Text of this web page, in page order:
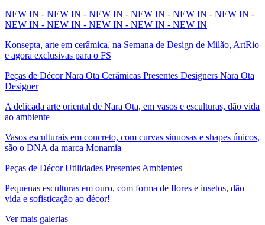
NEW IN - NEW IN - NEW IN - NEW IN - NEW IN - NEW IN -
NEW IN - NEW IN - NEW IN - NEW IN - NEW IN
Konsepta, arte em cerâmica, na Semana de Design de Milão, ArtRio
e agora exclusivas para o FS
Peças de Décor Nara Ota Cerâmicas Presentes Designers Nara Ota
Designer
A delicada arte oriental de Nara Ota, em vasos e esculturas, dão vida
ao ambiente
Vasos esculturais em concreto, com curvas sinuosas e shapes únicos,
são o DNA da marca Monamia
Peças de Décor Utilidades Presentes Ambientes
Pequenas esculturas em ouro, com forma de flores e insetos, dão
vida e sofisticação ao décor!
Ver mais galerias